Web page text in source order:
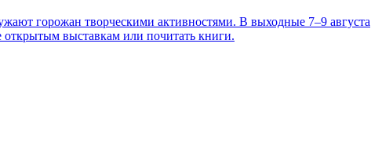
горожан творческими активностями. В выходные 7–9 августа
выставкам или почитать книги.